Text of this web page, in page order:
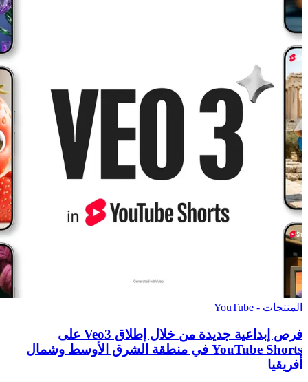
المنتجات - YouTube
فرص إبداعية جديدة من خلال إطلاق Veo3 على
YouTube Shorts في منطقة الشرق الأوسط وشمال
أفريقيا